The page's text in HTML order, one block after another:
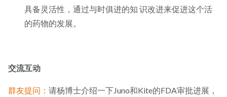
具备灵活性，通过与时俱进的知 识改进来促进这个活
的药物的发展。
交流互动
群友提问： 请杨博士介绍一下Juno和Kite的FDA审批进展，